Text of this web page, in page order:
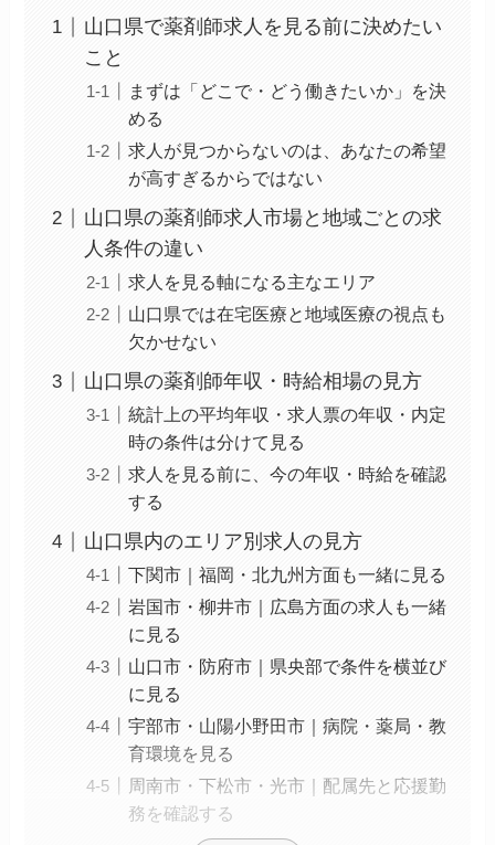
山口県で薬剤師求人を見る前に決めたい
こと
まずは「どこで・どう働きたいか」を決
める
求人が見つからないのは、あなたの希望
が高すぎるからではない
山口県の薬剤師求人市場と地域ごとの求
人条件の違い
求人を見る軸になる主なエリア
山口県では在宅医療と地域医療の視点も
欠かせない
山口県の薬剤師年収・時給相場の見方
統計上の平均年収・求人票の年収・内定
時の条件は分けて見る
求人を見る前に、今の年収・時給を確認
する
山口県内のエリア別求人の見方
下関市｜福岡・北九州方面も一緒に見る
岩国市・柳井市｜広島方面の求人も一緒
に見る
山口市・防府市｜県央部で条件を横並び
に見る
宇部市・山陽小野田市｜病院・薬局・教
育環境を見る
周南市・下松市・光市｜配属先と応援勤
務を確認する